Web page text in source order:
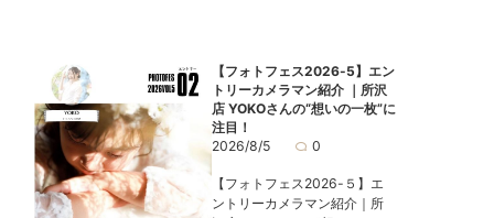
【フォトフェス2026-5】エン
トリーカメラマン紹介 ｜所沢
店 YOKOさんの“想いの一枚”に
注目！
2026/8/5
0
【フォトフェス2026-５】エ
ントリーカメラマン紹介｜所